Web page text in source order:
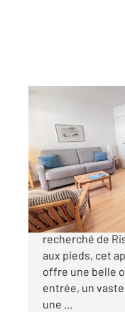
, 2
Ref : 1278
230
Situé au
recherché de
aux pieds, cet
offre une belle
entrée, un
une ...